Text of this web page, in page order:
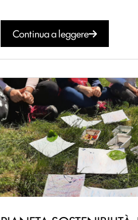
Continua a leggere